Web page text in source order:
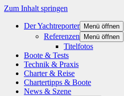
Zum Inhalt springen
Der Yachtreporter Menü öffnen
Referenzen Menü öffnen
Titelfotos
Boote & Tests
Technik & Praxis
Charter & Reise
Chartertipps & Boote
News & Szene